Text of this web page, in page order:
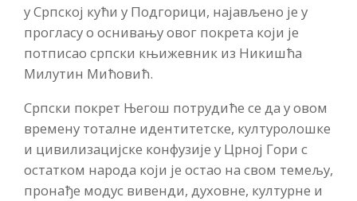
у Српској кући у Подгорици, најављено је у
прогласу о оснивању овог покрета који је
потписао српски књижевник из Никишћа
Милутин Мићовић.
Српски покрет Његош потрудиће се да у овом
времену тоталне идентитетске, културолошке
и цивилизацијске конфузије у Црној Гори с
остатком народа који је остао на свом темељу,
пронађе модус вивенди, духовне, културне и